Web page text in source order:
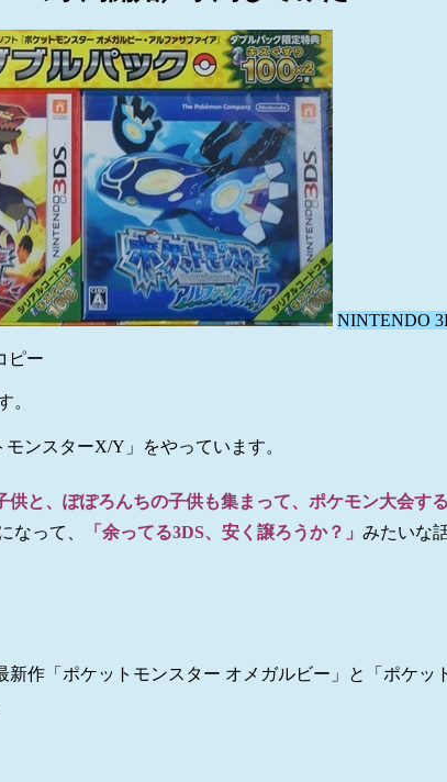
NINTENDO
ピー
。
ンスターX/Y」をやっています。
供と、ぽぽろんちの子供も集まって、ポケモン大会する
なって、 「余ってる3DS、安く譲ろうか？」 みたいな
作「ポケットモンスター オメガルビー」と「ポケッ